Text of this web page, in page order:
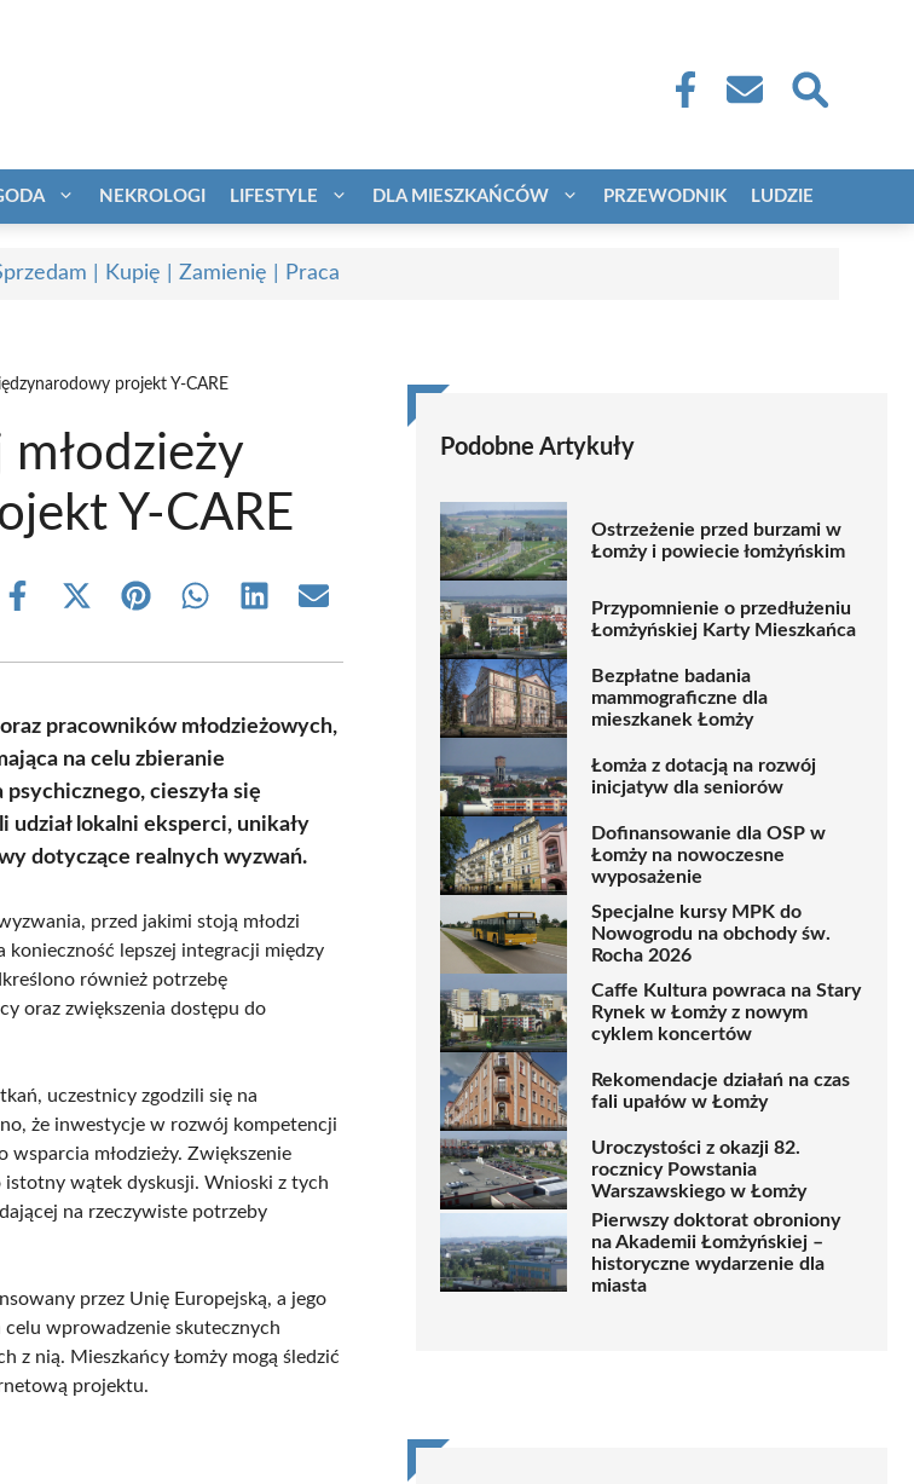
NEKROLOGI LIFESTYLE DLA MIESZKAŃCÓW PRZEWODNIK LUDZIE
| Kupię | Zamienię | Praca
projekt Y-CARE
Y-CARE
Share
Share
(Twitter)
Share Share Share Share
pracowników młodzieżowych,
na celu zbieranie
cieszyła się
lokalni eksperci, unikały
dotyczące realnych wyzwań.
przed jakimi stoją młodzi
konieczność lepszej integracji między
również potrzebę
oraz zwiększenia dostępu do
uczestnicy zgodzili się na
że inwestycje w rozwój kompetencji
młodzieży. Zwiększenie
istotny wątek dyskusji. Wnioski z tych
na rzeczywiste potrzeby
przez Unię Europejską, a jego
celu wprowadzenie skutecznych
z nią. Mieszkańcy Łomży mogą śledzić
projektu.
Podobne Artykuły
Ostrzeżenie przed burzami w
Łomży i powiecie łomżyńskim
Przypomnienie o przedłużeniu
Łomżyńskiej Karty Mieszkańca
Bezpłatne badania
mammograficzne dla
mieszkanek Łomży
Łomża z dotacją na rozwój
inicjatyw dla seniorów
Dofinansowanie dla OSP w
Łomży na nowoczesne
wyposażenie
Specjalne kursy MPK do
Nowogrodu na obchody św.
Rocha 2026
Caffe Kultura powraca na Stary
Rynek w Łomży z nowym
cyklem koncertów
Rekomendacje działań na czas
fali upałów w Łomży
Uroczystości z okazji 82.
rocznicy Powstania
Warszawskiego w Łomży
Pierwszy doktorat obroniony
na Akademii Łomżyńskiej –
historyczne wydarzenie dla
miasta